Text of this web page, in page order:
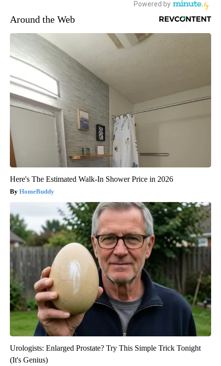
Around the Web
Here's The Estimated Walk-In Shower Price in 2026
HomeBuddy
Urologists: Enlarged Prostate? Try This Simple Trick Tonight
(It's Genius)